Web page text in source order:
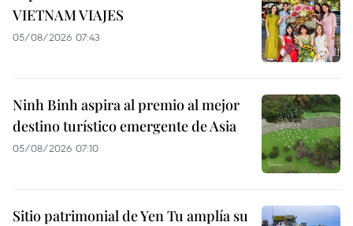
VIETNAM VIAJES
05/08/2026 07:43
Ninh Binh aspira al premio al mejor
destino turístico emergente de Asia
05/08/2026 07:10
Sitio patrimonial de Yen Tu amplía su